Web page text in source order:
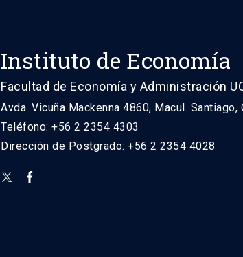
Instituto de Economía
Facultad de Economía y Administración
Avda. Vicuña Mackenna 4860, Macul. Santiago,
Teléfono: +56 2 2354 4303
Dirección de Postgrado: +56 2 2354 4028